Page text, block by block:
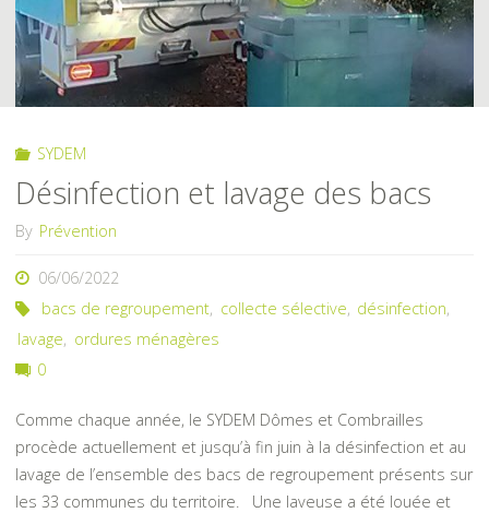
SYDEM
Désinfection et lavage des bacs
By Prévention
06/06/2022
bacs de regroupement, collecte sélective, désinfection,
lavage, ordures ménagères
0
Comme chaque année, le SYDEM Dômes et Combrailles
procède actuellement et jusqu’à fin juin à la désinfection et au
lavage de l’ensemble des bacs de regroupement présents sur
les 33 communes du territoire. Une laveuse a été louée et